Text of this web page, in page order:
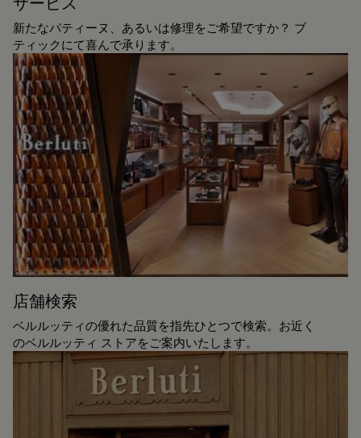
新たなパティーヌ、あるいは修理をご希望ですか？ ブ
ティックにて喜んで承ります。
店舗検索
ベルルッティの優れた品質を指先ひとつで検索。お近く
のベルルッティ ストアをご案内いたします。